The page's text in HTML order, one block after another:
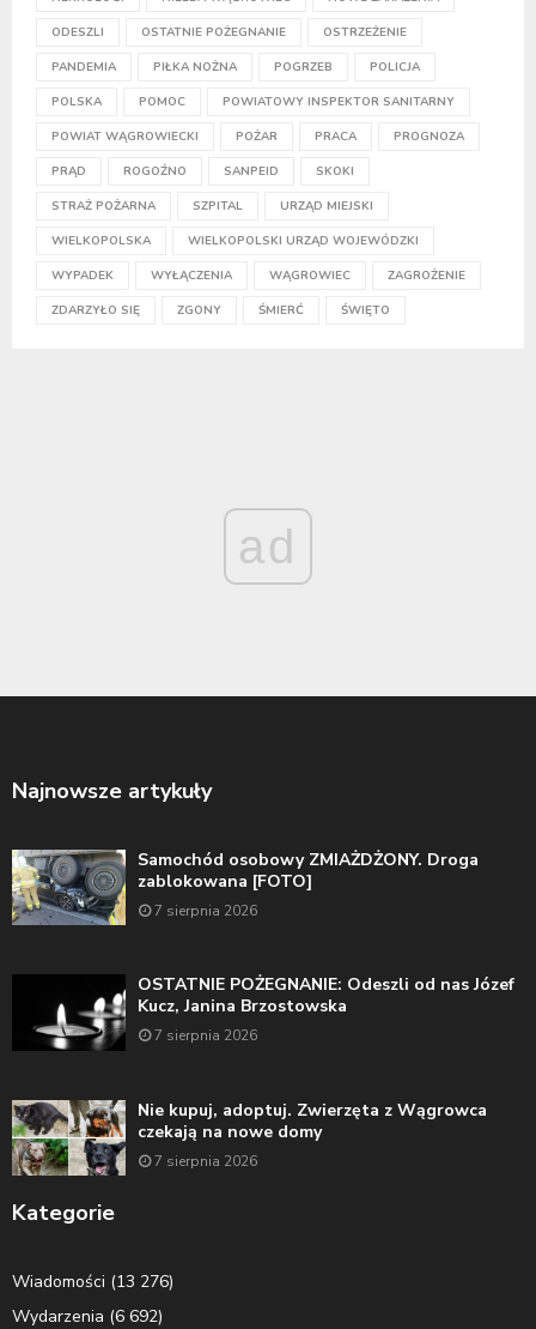
ODESZLI OSTATNIE POŻEGNANIE OSTRZEŻENIE
PANDEMIA PIŁKA NOŻNA POGRZEB POLICJA
POLSKA POMOC POWIATOWY INSPEKTOR SANITARNY
POWIAT WĄGROWIECKI POŻAR PRACA PROGNOZA
PRĄD ROGOŹNO SANPEID SKOKI
STRAŻ POŻARNA SZPITAL URZĄD MIEJSKI
WIELKOPOLSKA WIELKOPOLSKI URZĄD WOJEWÓDZKI
WYPADEK WYŁĄCZENIA WĄGROWIEC ZAGROŻENIE
ZDARZYŁO SIĘ ZGONY ŚMIERĆ ŚWIĘTO
ad
Najnowsze artykuły
Samochód osobowy ZMIAŻDŻONY. Droga
zablokowana [FOTO]
7 sierpnia 2026
OSTATNIE POŻEGNANIE: Odeszli od nas Józef
Kucz, Janina Brzostowska
7 sierpnia 2026
Nie kupuj, adoptuj. Zwierzęta z Wągrowca
czekają na nowe domy
7 sierpnia 2026
Kategorie
Wiadomości (13 276)
Wydarzenia (6 692)